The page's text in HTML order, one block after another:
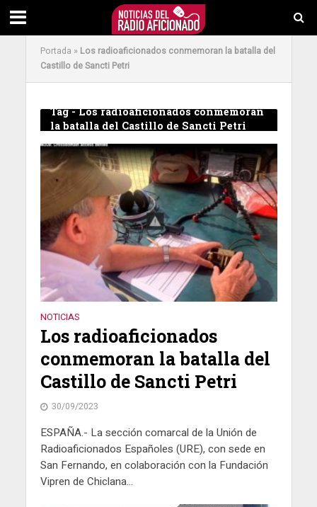
Portada » Los radioaficionados conmemoran la batalla del
Castillo de Sancti Petri
Tag - Los radioaficionados conmemoran
la batalla del Castillo de Sancti Petri
NOTICIAS
Los radioaficionados
conmemoran la batalla del
Castillo de Sancti Petri
30/09/2023
ESPAÑA.- La sección comarcal de la Unión de
Radioaficionados Españoles (URE), con sede en
San Fernando, en colaboración con la Fundación
Vipren de Chiclana...